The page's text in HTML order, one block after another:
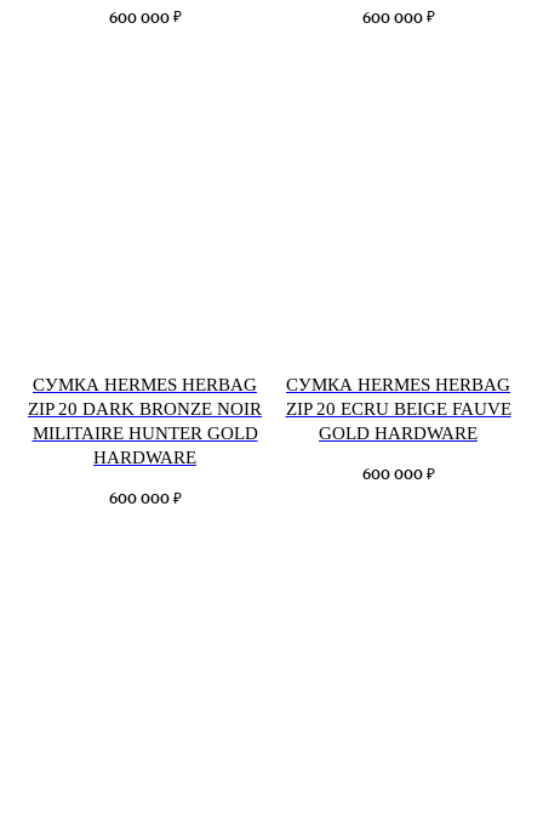
600 000 ₽ 600 000 ₽
СУМКА HERMES HERBAG
ZIP 20 DARK BRONZE NOIR
MILITAIRE HUNTER GOLD
HARDWARE
600 000 ₽
СУМКА HERMES HERBAG
ZIP 20 ECRU BEIGE FAUVE
GOLD HARDWARE
600 000 ₽